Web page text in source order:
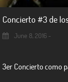
Concierto #3 de
June 8, 2016 -
3er Concierto como